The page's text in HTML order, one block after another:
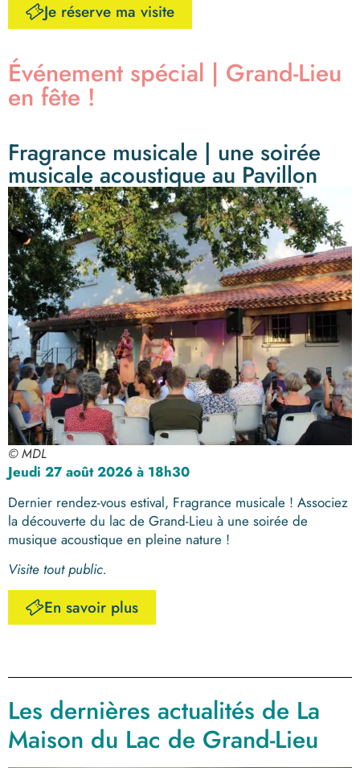
Je réserve ma visite
Événement spécial | Grand-Lieu
en fête !
Fragrance musicale | une soirée
musicale acoustique au Pavillon
© MDL
Jeudi 27 août 2026 à 18h30
Dernier rendez-vous estival, Fragrance musicale ! Associez
la découverte du lac de Grand-Lieu à une soirée de
musique acoustique en pleine nature !
Visite tout public.
En savoir plus
Les dernières actualités de La
Maison du Lac de Grand-Lieu